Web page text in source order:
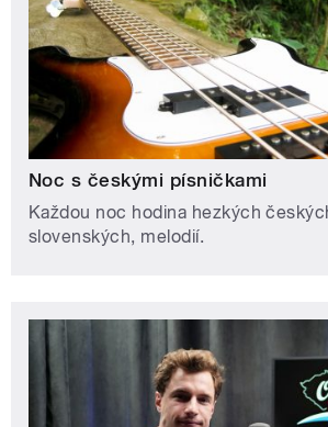
Noc s českými písničkami
Každou noc hodina hezkých
slovenských, melodií.